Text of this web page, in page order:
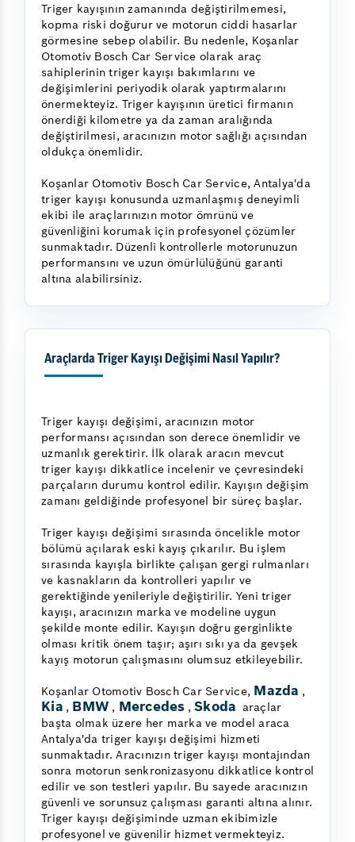
Triger kayışının zamanında değiştirilmemesi,
kopma riski doğurur ve motorun ciddi hasarlar
görmesine sebep olabilir. Bu nedenle, Koşanlar
Otomotiv Bosch Car Service olarak araç
sahiplerinin triger kayışı bakımlarını ve
değişimlerini periyodik olarak yaptırmalarını
önermekteyiz. Triger kayışının üretici firmanın
önerdiği kilometre ya da zaman aralığında
değiştirilmesi, aracınızın motor sağlığı açısından
oldukça önemlidir.
Koşanlar Otomotiv Bosch Car Service, Antalya'da
triger kayışı konusunda uzmanlaşmış deneyimli
ekibi ile araçlarınızın motor ömrünü ve
güvenliğini korumak için profesyonel çözümler
sunmaktadır. Düzenli kontrollerle motorunuzun
performansını ve uzun ömürlülüğünü garanti
altına alabilirsiniz.
Araçlarda Triger Kayışı Değişimi Nasıl Yapılır?
Triger kayışı değişimi, aracınızın motor
performansı açısından son derece önemlidir ve
uzmanlık gerektirir. İlk olarak aracın mevcut
triger kayışı dikkatlice incelenir ve çevresindeki
parçaların durumu kontrol edilir. Kayışın değişim
zamanı geldiğinde profesyonel bir süreç başlar.
Triger kayışı değişimi sırasında öncelikle motor
bölümü açılarak eski kayış çıkarılır. Bu işlem
sırasında kayışla birlikte çalışan gergi rulmanları
ve kasnakların da kontrolleri yapılır ve
gerektiğinde yenileriyle değiştirilir. Yeni triger
kayışı, aracınızın marka ve modeline uygun
şekilde monte edilir. Kayışın doğru gerginlikte
olması kritik önem taşır; aşırı sıkı ya da gevşek
kayış motorun çalışmasını olumsuz etkileyebilir.
Koşanlar Otomotiv Bosch Car Service, Mazda ,
Kia , BMW , Mercedes , Skoda araçlar
başta olmak üzere her marka ve model araca
Antalya'da triger kayışı değişimi hizmeti
sunmaktadır. Aracınızın triger kayışı montajından
sonra motorun senkronizasyonu dikkatlice kontrol
edilir ve son testleri yapılır. Bu sayede aracınızın
güvenli ve sorunsuz çalışması garanti altına alınır.
Triger kayışı değişiminde uzman ekibimizle
profesyonel ve güvenilir hizmet vermekteyiz.